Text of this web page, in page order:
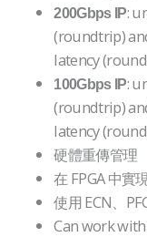
200Gbps IP:
(roundtrip)
latency
100Gbps IP:
(roundtrip)
latency
硬體重傳管理
在 FPGA 中實
使用 ECN、
Can work